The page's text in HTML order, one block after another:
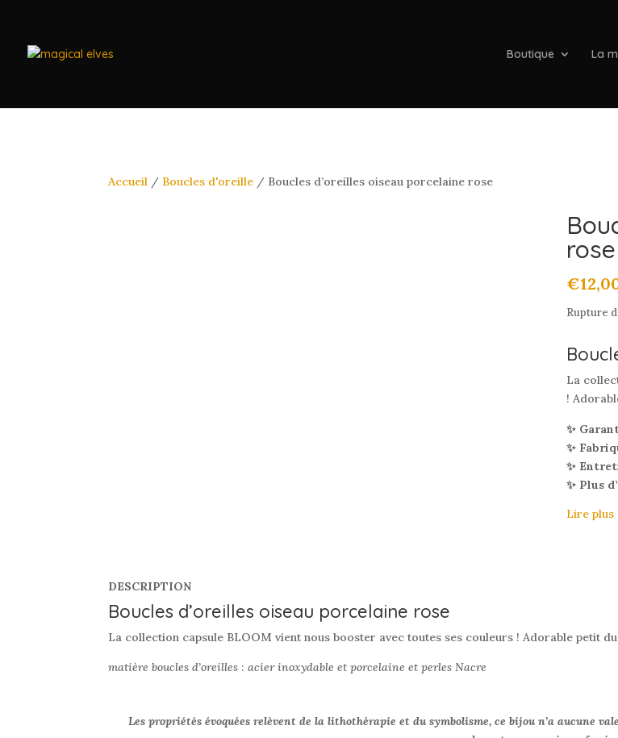
Boutique La
Accueil / Boucles d'oreille / Boucles d’oreilles oiseau porcelaine rose
rose
€
Rupture
La
!
✨
✨
✨
✨ Plus
Lire plus
DESCRIPTION
Boucles d’oreilles oiseau porcelaine rose
La collection capsule BLOOM vient nous booster avec toutes ses couleurs ! Adorable petit
matière boucles d’oreilles : acier inoxydable et porcelaine et perles Nacre
Les propriétés évoquées relèvent de la lithothérapie et du symbolisme, ce bijou n’a aucune